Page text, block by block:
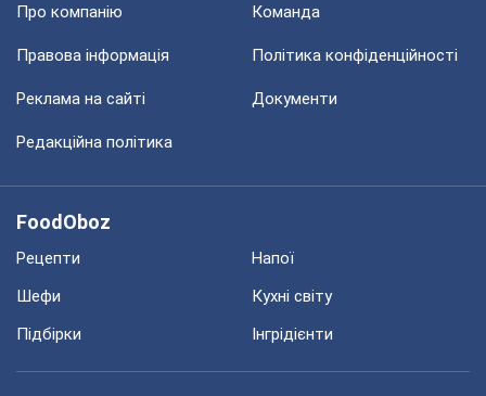
Про компанію Команда
Правова інформація Політика конфіденційності
Реклама на сайті Документи
Редакційна політика
FoodOboz
Рецепти
Напої
Шефи
Кухні світу
Підбірки
Інгрідієнти